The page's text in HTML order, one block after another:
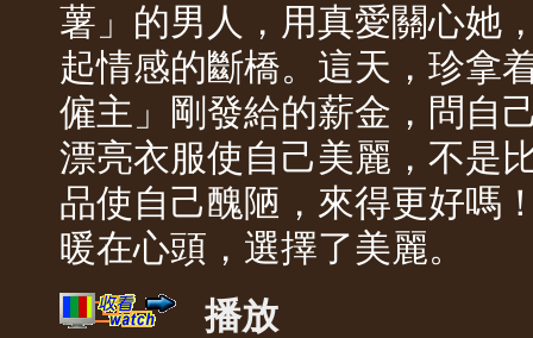
薯」的男人，用真愛關心她
起情感的斷橋。這天，珍拿
僱主」剛發給的薪金，問自
漂亮衣服使自己美麗，不是
品使自己醜陋，來得更好嗎
暖在心頭，選擇了美麗。
播放